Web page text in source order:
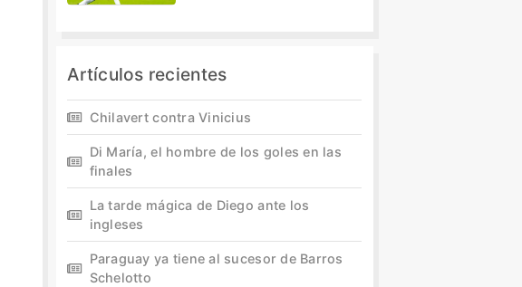
Artículos recientes
Chilavert contra Vinicius
Di María, el hombre de los goles en las
finales
La tarde mágica de Diego ante los
ingleses
Paraguay ya tiene al sucesor de Barros
Schelotto